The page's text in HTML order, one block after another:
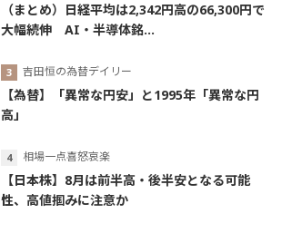
（まとめ）日経平均は2,342円高の66,300円で
大幅続伸 AI・半導体銘...
吉田恒の為替デイリー
【為替】「異常な円安」と1995年「異常な円
高」
相場一点喜怒哀楽
【日本株】8月は前半高・後半安となる可能
性、高値掴みに注意か